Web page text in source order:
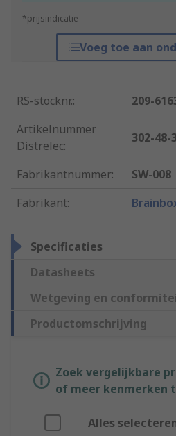
*prijsindicatie
Voeg toe aan
RS-stocknr.:
209-
Artikelnummer
Distrelec:
302-48-
Fabrikantnummer:
SW-008
Fabrikant:
Specificaties
Datasheets
Wetgeving en
Productomschrijving
Zoek vergelijkbare
of meer kenmerken
Alles